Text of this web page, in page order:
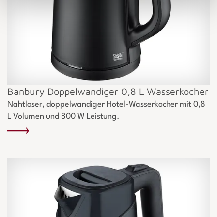
Banbury Doppelwandiger 0,8 L Wasserkocher
Nahtloser, doppelwandiger Hotel-Wasserkocher mit 0,8
L Volumen und 800 W Leistung.